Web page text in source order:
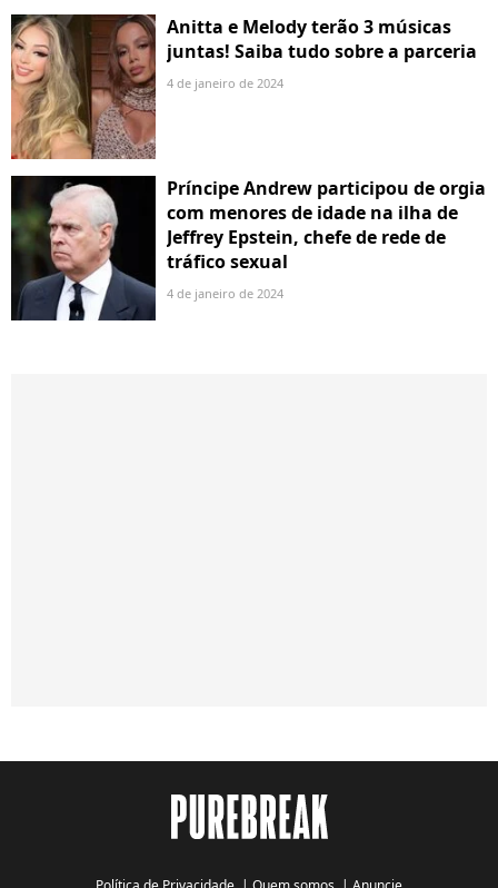
Anitta e Melody terão 3 músicas
juntas! Saiba tudo sobre a parceria
4 de janeiro de 2024
Príncipe Andrew participou de orgia
com menores de idade na ilha de
Jeffrey Epstein, chefe de rede de
tráfico sexual
4 de janeiro de 2024